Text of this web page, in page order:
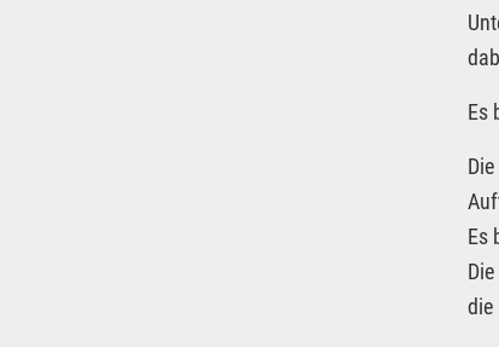
Es
Es
die